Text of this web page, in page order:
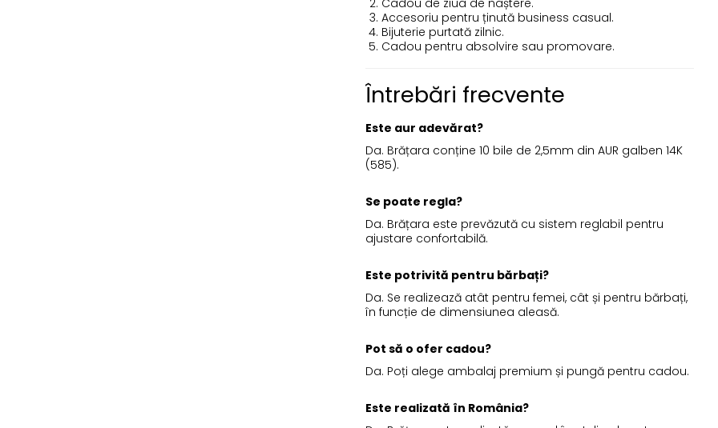
Cadou de ziua de naștere.
Accesoriu pentru ținută business casual.
Bijuterie purtată zilnic.
Cadou pentru absolvire sau promovare.
Întrebări frecvente
Este aur adevărat?
Da. Brățara conține 10 bile de 2,5mm din AUR galben 14K
(585).
Se poate regla?
Da. Brățara este prevăzută cu sistem reglabil pentru
ajustare confortabilă.
Este potrivită pentru bărbați?
Da. Se realizează atât pentru femei, cât și pentru bărbați,
în funcție de dimensiunea aleasă.
Pot să o ofer cadou?
Da. Poți alege ambalaj premium și pungă pentru cadou.
Este realizată în România?